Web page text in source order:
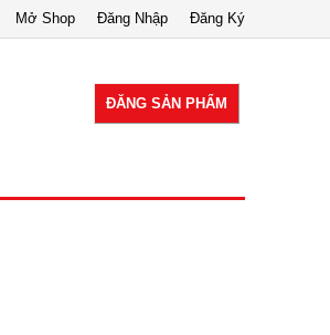
Đăng Ký
Đăng Nhập
Mở Shop
ĐĂNG SẢN PHẨM